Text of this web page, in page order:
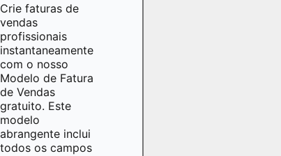
Crie faturas de
vendas
profissionais
instantaneamente
com o nosso
Modelo de Fatura
de Vendas
gratuito. Este
modelo
abrangente inclui
todos os campos